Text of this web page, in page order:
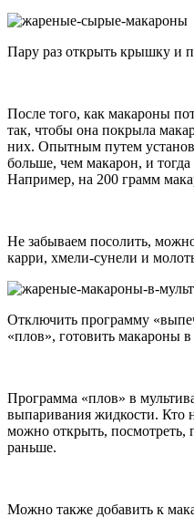
Пару раз открыть крышку и
После того, как макароны
так, чтобы она покрыла
них. Опытным путем
больше, чем макарон, и тогда
Например, на 200 грамм
Не забываем посолить,
карри, хмели-сунели и
Отключить программу
«плов», готовить макароны
Программа «плов» в
выпаривания жидкости. Кто
можно открыть, посмотреть,
раньше.
Можно также добавить к